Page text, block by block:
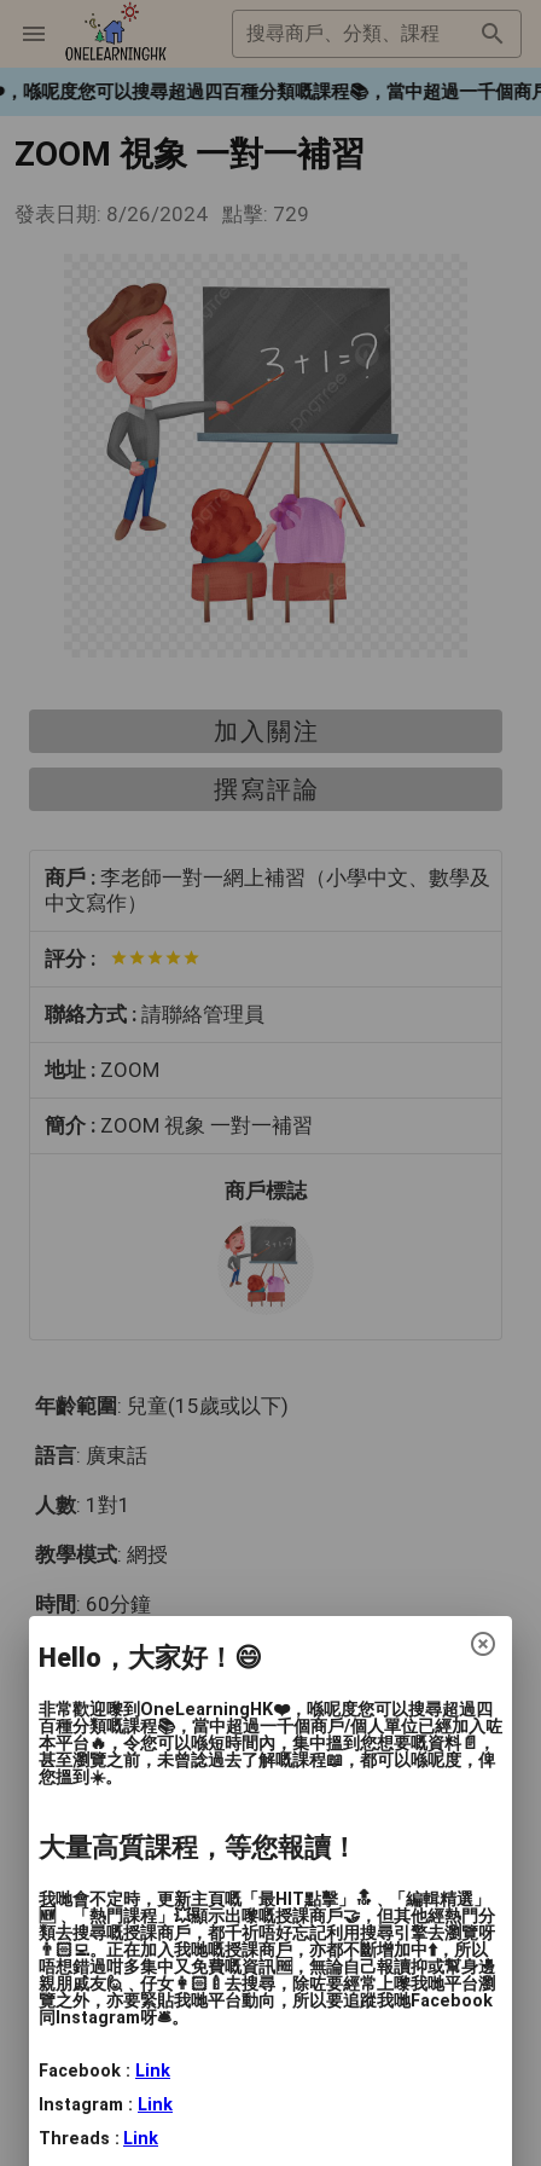
搜尋商戶、分類、課程
度您可以搜尋超過四百種分類嘅課程📚，當中超過一千個商
ZOOM 視象 一對一補習
發表日期: 8/26/2024 點擊: 729
加入關注
撰寫評論
商戶 : 李老師一對一網上補習（小學中文、數學及
中文寫作）
評分 :
聯絡方式 : 請聯絡管理員
地址 : ZOOM
簡介 : ZOOM 視象 一對一補習
商戶標誌
年齡範圍: 兒童(15歲或以下)
語言: 廣東話
人數: 1對1
教學模式: 網授
時間: 60分鐘
價錢: $200 - $350
服務地區: 中西區, 東區, 南區, 灣仔區, 九龍城區, 觀
塘區, 深水埗區, 黃大仙區, 油尖旺區, 離島區, 葵青區,
北區, 西貢區, 沙田區, 大埔區, 荃灣區, 屯門區, 元朗
區, 其他（彈性或無固定地點）
小學中文、中作及數學科補習
李Sir ZOOM 一對一補習
①香港學生家長：你是否想你的子女在中
文、中作和數學科成績有所提升？
香港課程輕鬆愉快學習中文呢？又或者你有
否覺得英國小學的數學科太簡單，想找老師
以香港小學的數學課程教導你的子女，打好
Hello，大家好！😄
非常歡迎嚟到OneLearningHK❤️，喺呢度您可以搜尋超過四
百種分類嘅課程📚，當中超過一千個商戶/個人單位已經加入咗
本平台🔥，令您可以喺短時間內，集中搵到您想要嘅資料📄，
甚至瀏覽之前，未曾諗過去了解嘅課程📖，都可以喺呢度，俾
您搵到☀️。
大量高質課程，等您報讀！
我哋會不定時，更新主頁嘅「最HIT點擊」🔝﹑「編輯精選」
🆕﹑「熱門課程」💥顯示出嚟嘅授課商戶🤝，但其他經熱門分
類去搜尋嘅授課商戶，都千祈唔好忘記利用搜尋引擎去瀏覽呀
👨🏻‍💻。正在加入我哋嘅授課商戶，亦都不斷增加中⬆️，所以
唔想錯過咁多集中又免費嘅資訊🆓，無論自己報讀抑或幫身邊
親朋戚友🙋﹑仔女👩🏻‍🍼去搜尋，除咗要經常上嚟我哋平台瀏
覽之外，亦要緊貼我哋平台動向，所以要追蹤我哋Facebook
同Instagram呀🛎️。
Facebook : Link
Instagram : Link
Threads : Link